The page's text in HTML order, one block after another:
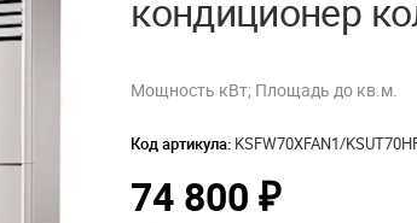
кондиционер
Мощность кВт; Площадь до кв.м.
Код артикула: KSFW70XFAN1/
74 800₽